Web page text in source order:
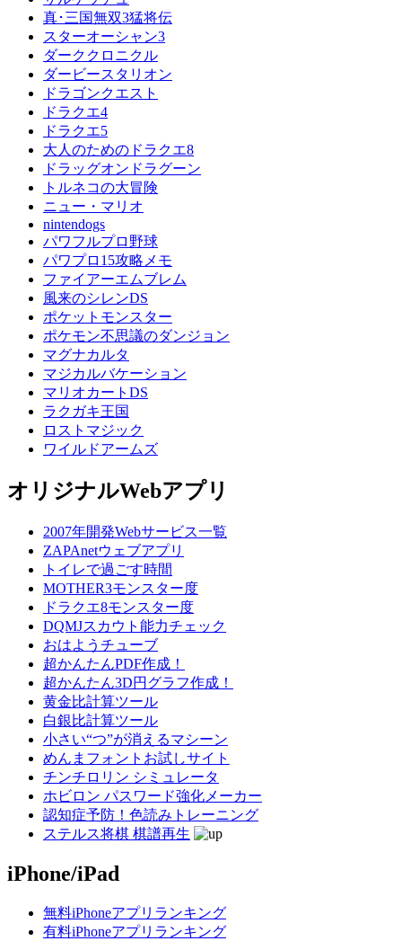
真･三国無双3猛将伝
スターオーシャン3
ダーククロニクル
ダービースタリオン
ドラゴンクエスト
ドラクエ4
ドラクエ5
大人のためのドラクエ8
ドラッグオンドラグーン
トルネコの大冒険
ニュー・マリオ
nintendogs
パワフルプロ野球
パワプロ15攻略メモ
ファイアーエムブレム
風来のシレンDS
ポケットモンスター
ポケモン不思議のダンジョン
マグナカルタ
マジカルバケーション
マリオカートDS
ラクガキ王国
ロストマジック
ワイルドアームズ
オリジナルWebアプリ
2007年開発Webサービス一覧
ZAPAnetウェブアプリ
トイレで過ごす時間
MOTHER3モンスター度
ドラクエ8モンスター度
DQMJスカウト能力チェック
おはようチューブ
超かんたんPDF作成！
超かんたん3D円グラフ作成！
黄金比計算ツール
白銀比計算ツール
小さい“つ”が消えるマシーン
めんまフォントお試しサイト
チンチロリン シミュレータ
ホビロン パスワード強化メーカー
認知症予防！色読みトレーニング
ステルス将棋 棋譜再生
iPhone/iPad
無料iPhoneアプリランキング
有料iPhoneアプリランキング